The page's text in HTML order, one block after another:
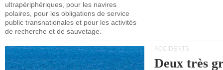
ultrapériphériques, pour les navires
polaires, pour les obligations de service
public transnationales et pour les activités
de recherche et de sauvetage.
ACCIDENTS
Deux très